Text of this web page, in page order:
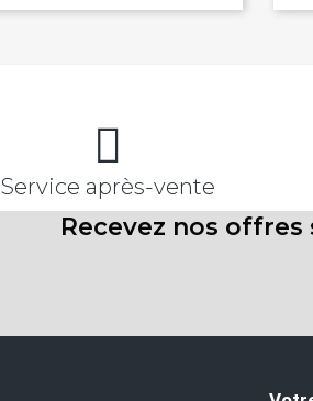
Service après-vente
Recevez nos offres